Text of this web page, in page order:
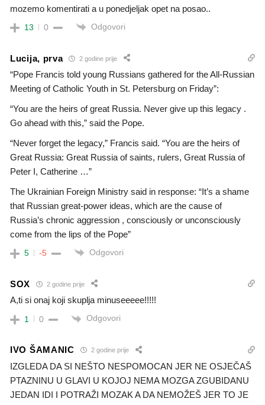
mozemo komentirati a u ponedjeljak opet na posao..
13 0 Odgovori
Lucija, prva 2 godine prije
“Pope Francis told young Russians gathered for the All-Russian
Meeting of Catholic Youth in St. Petersburg on Friday”:
“You are the heirs of great Russia. Never give up this legacy .
Go ahead with this,” said the Pope.
“Never forget the legacy,” Francis said. “You are the heirs of
Great Russia: Great Russia of saints, rulers, Great Russia of
Peter I, Catherine …”
The Ukrainian Foreign Ministry said in response: “It’s a shame
that Russian great-power ideas, which are the cause of
Russia’s chronic aggression , consciously or unconsciously
come from the lips of the Pope”
5 -5 Odgovori
SOX 2 godine prije
A,ti si onaj koji skuplja minuseeeee!!!!!
1 0 Odgovori
IVO ŠAMANIC 2 godine prije
IZGLEDA DA SI NEŠTO NESPOMOCAN JER NE OSJEČAŠ
PTAZNINU U GLAVI U KOJOJ NEMA MOZGA ZGUBIDANU
JEDAN IDI I POTRAŽI MOZAK A DA NEMOŽEŠ JER TO JE